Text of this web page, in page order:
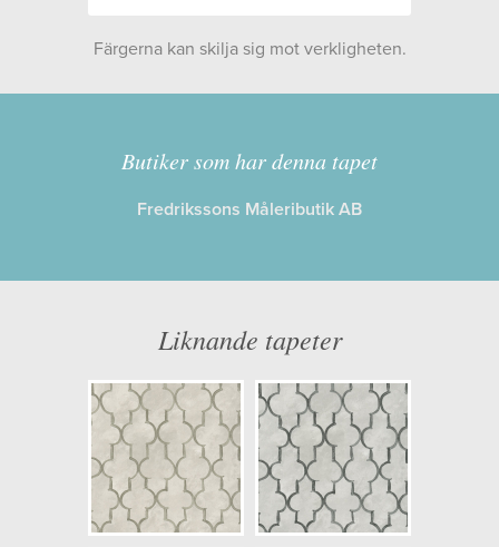
Kollektion:
Porcelaine de chine
Information
Längd x Bredd: 10,05 x 0,52
Artikelnummer: PDG1151/02
NCS Bottenkulör: S1002-Y
Färg: Vitaktig, Grå
Mönster: Medaljong, Trellis
Struktur: Slät
Färgerna kan skilja sig mot verkligheten.
Butiker som har denna tapet
Fredrikssons Måleributik AB
Liknande tapeter